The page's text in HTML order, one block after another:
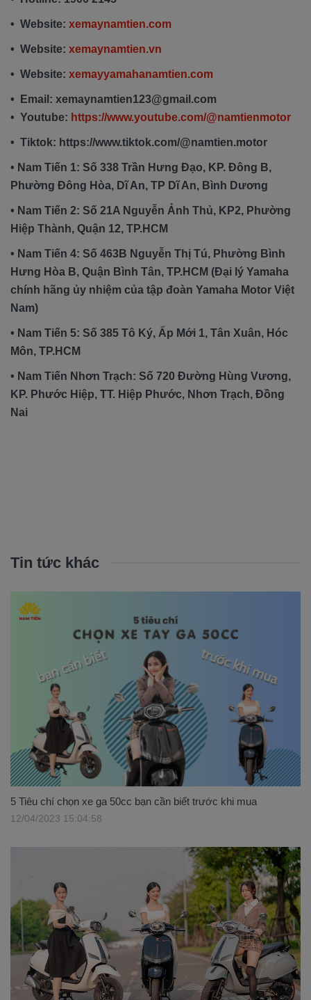
• Website: xemaynamtien.com
• Website: xemaynamtien.vn
• Website: xemayyamahanamtien.com
• Email: xemaynamtien123@gmail.com
• Youtube: https://www.youtube.com/@namtienmotor
• Tiktok: https://www.tiktok.com/@namtien.motor
• Nam Tiến 1: Số 338 Trần Hưng Đạo, KP. Đông B,
Phường Đông Hòa, Dĩ An, TP Dĩ An, Bình Dương
• Nam Tiến 2: Số 21A Nguyễn Ảnh Thủ, KP2, Phường
Hiệp Thành, Quận 12, TP.HCM
• Nam Tiến 4: Số 463B Nguyễn Thị Tú, Phường Bình
Hưng Hòa B, Quận Bình Tân, TP.HCM (Đại lý Yamaha
chính hãng ủy nhiệm của tập đoàn Yamaha Motor Việt
Nam)
• Nam Tiến 5: Số 385 Tô Ký, Ấp Mới 1, Tân Xuân, Hóc
Môn, TP.HCM
• Nam Tiến Nhơn Trạch: Số 720 Đường Hùng Vương,
KP. Phước Hiệp, TT. Hiệp Phước, Nhơn Trạch, Đồng
Nai
Tin tức khác
5 Tiêu chí chọn xe ga 50cc bạn cần biết trước khi mua
12/04/2023 15:04:58